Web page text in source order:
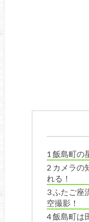
1 飯島町の
2 カメラの
れる！
3ふたご座
空撮影！
4飯島町は